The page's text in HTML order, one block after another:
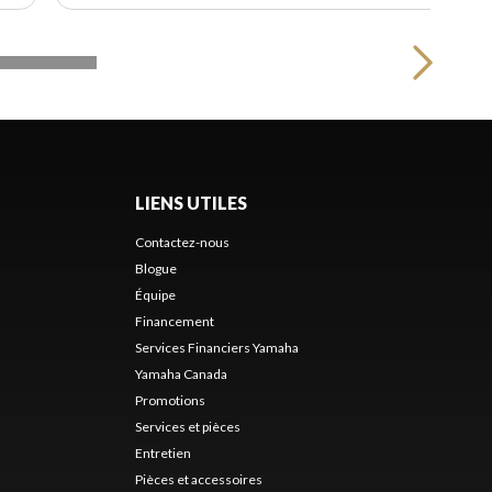
LIENS UTILES
Contactez-nous
Blogue
Équipe
Financement
Services Financiers Yamaha
Yamaha Canada
Promotions
Services et pièces
Entretien
Pièces et accessoires